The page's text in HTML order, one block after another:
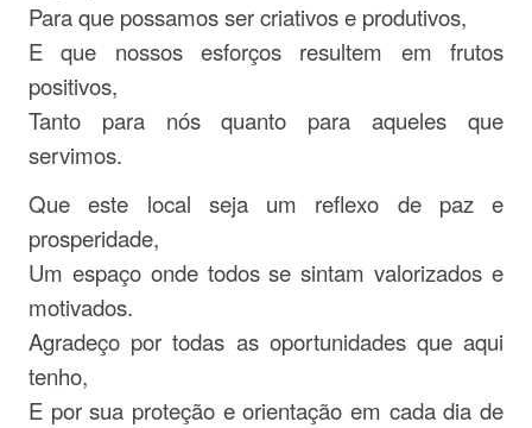
Para que possamos ser criativos e produtivos,
E que nossos esforços resultem em frutos
positivos,
Tanto para nós quanto para aqueles que
servimos.
Que este local seja um reflexo de paz e
prosperidade,
Um espaço onde todos se sintam valorizados e
motivados.
Agradeço por todas as oportunidades que aqui
tenho,
E por sua proteção e orientação em cada dia de